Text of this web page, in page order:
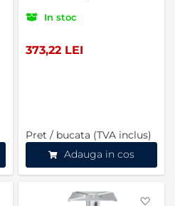
In stoc
373,22 LEI
Pret / bucata (TVA inclus)
Adauga in cos